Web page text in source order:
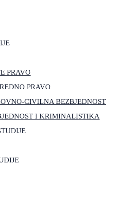
PRAVO
PRAVO
CIVILNA BEZBJEDNOST
I KRIMINALISTIKA